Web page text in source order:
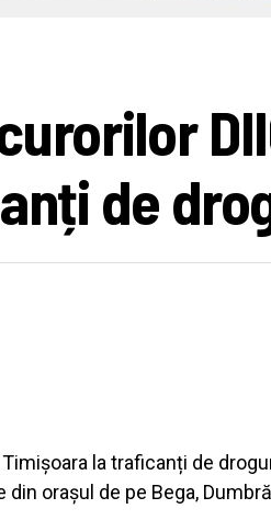
de
la traficanți de
orașul de pe Bega,